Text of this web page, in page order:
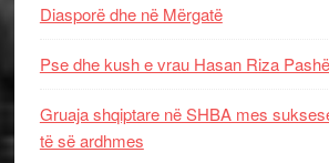
Diasporë dhe në Mërgatë
Pse dhe kush e vrau Hasan Riza
Gruaja shqiptare në SHBA mes
të së ardhmes